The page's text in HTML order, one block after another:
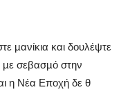
µανίκια και δουλέψτε
µε σεβασµό στην
η Νέα Εποχή δε θ